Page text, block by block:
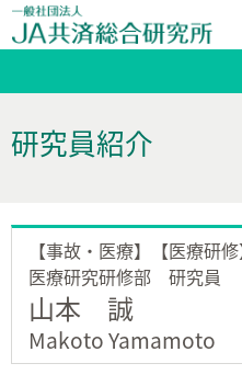
研究員紹介
事故・医療】【医療研修
医療研究研修部 研究員
山本 誠
Makoto Yamamoto